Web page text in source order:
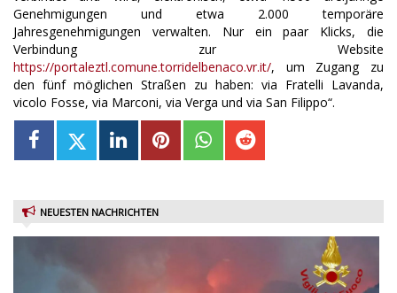
Genehmigungen und etwa 2.000 temporäre
Jahresgenehmigungen verwalten. Nur ein paar Klicks, die
Verbindung zur Website
https://portaleztl.comune.torridelbenaco.vr.it/, um Zugang zu
den fünf möglichen Straßen zu haben: via Fratelli Lavanda,
vicolo Fosse, via Marconi, via Verga und via San Filippo“.
NEUESTEN NACHRICHTEN